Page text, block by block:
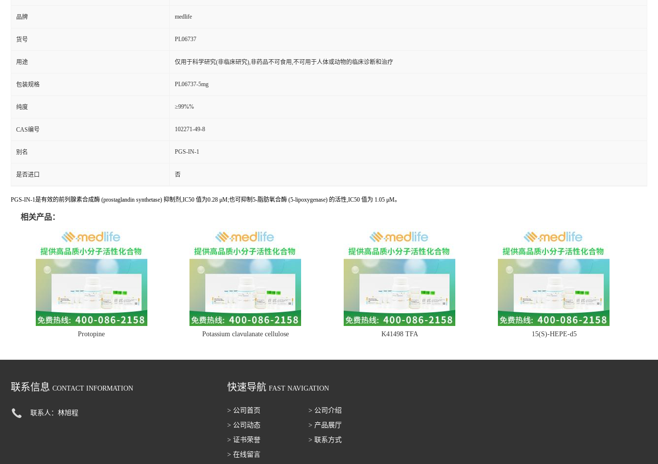
品牌 medlife
货号 PL06737
用途 仅用于科学研究(非临床研究),非药品不可食用,不可用于人体或动物的临床诊断和治疗
包装规格 PL06737-5mg
纯度 ≥99%%
CAS编号 102271-49-8
别名 PGS-IN-1
是否进口 否
PGS-IN-1是有效的前列腺素合成酶 (prostaglandin synthetase) 抑制剂,IC50 值为0.28 μM;也可抑制5-脂肪氧合酶 (5-lipoxygenase) 的活性,IC50 值为 1.05 μM。
相关产品：
Protopine Potassium clavulanate cellulose K41498 TFA 15(S)-HEPE-d5
联系信息 CONTACT INFORMATION
联系人：林旭程
快速导航 FAST NAVIGATION
> 公司首页
> 公司介绍
> 公司动态
> 产品展厅
> 证书荣誉
> 联系方式
> 在线留言